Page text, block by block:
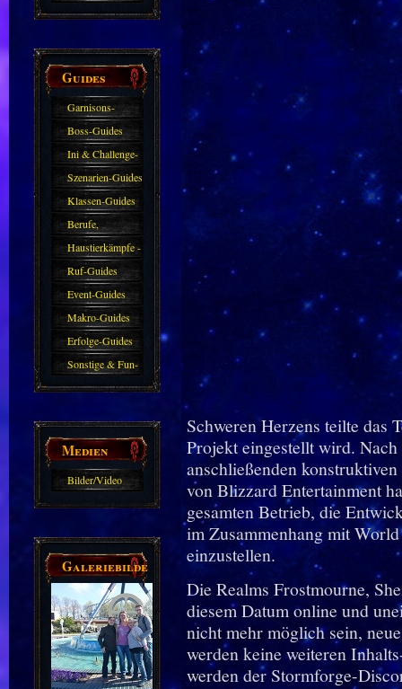
Guides
Garnisons-
Guides
Boss-Guides
Ini & Challenge-
Guides
Szenarien-Guides
Klassen-Guides
Berufe,
Farmkarten und
Haustiere
Haustierkämpfe -
Guide
Ruf-Guides
Event-Guides
Makro-Guides
Erfolge-Guides
Sonstige & Fun-
Guides
Medien
Bilder/Video
Galeriebilder
Schweren Herzens teilte das
Projekt eingestellt wird.
anschließenden
von Blizzard Entertainment
gesamten Betrieb, die
im Zusammenhang mit
einzustellen.
Die Realms Frostmourne,
diesem Datum online und
nicht mehr möglich sein,
werden keine weiteren
werden der Stormforge-